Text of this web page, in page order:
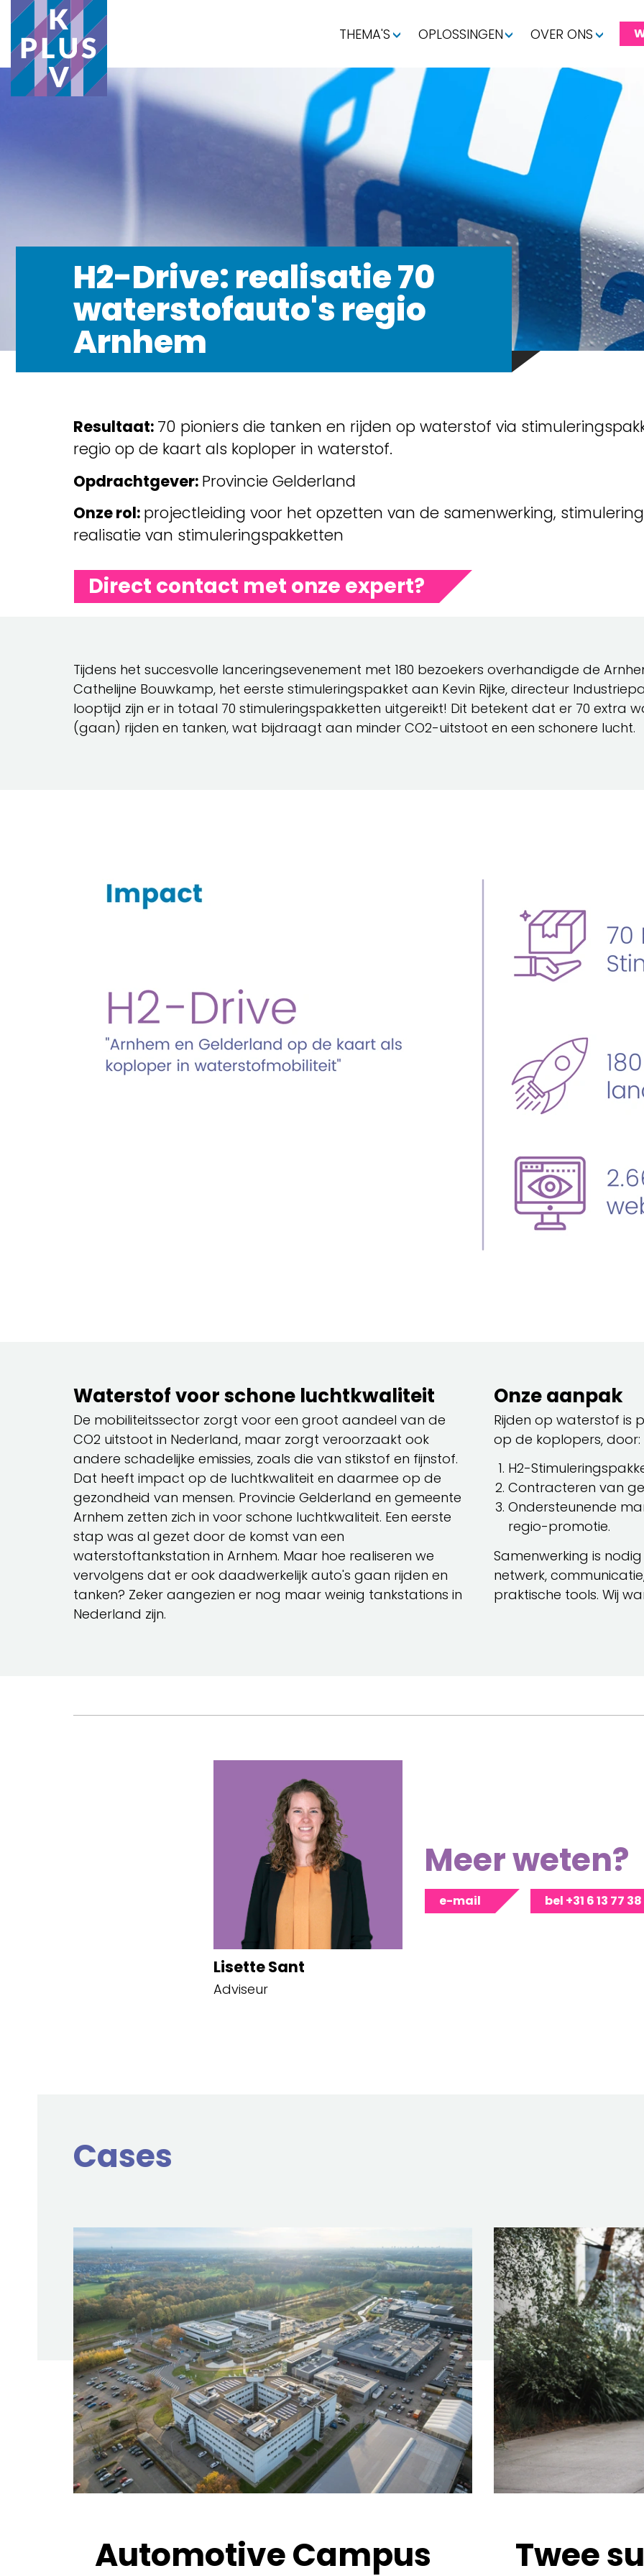
THEMA'S OPLOSSINGEN OVER ONS
H2-Drive: realisatie 70
waterstofauto's regio
Arnhem
Resultaat: 70 pioniers die tanken en rijden op waterstof via
regio op de kaart als koploper in waterstof.
Opdrachtgever: Provincie Gelderland
Onze rol: projectleiding voor het opzetten van de samenwerking,
realisatie van stimuleringspakketten
Direct contact met onze expert?
Tijdens het succesvolle lanceringsevenement met 180 bezoekers overhandigde de
Cathelijne Bouwkamp, het eerste stimuleringspakket aan Kevin Rijke, directeur
looptijd zijn er in totaal 70 stimuleringspakketten uitgereikt! Dit betekent dat er 70 extra
(gaan) rijden en tanken, wat bijdraagt aan minder CO2-uitstoot en een schonere lucht.
Waterstof voor schone luchtkwaliteit
De mobiliteitssector zorgt voor een groot aandeel van de
CO2 uitstoot in Nederland, maar zorgt veroorzaakt ook
andere schadelijke emissies, zoals die van stikstof en fijnstof.
Dat heeft impact op de luchtkwaliteit en daarmee op de
gezondheid van mensen. Provincie Gelderland en gemeente
Arnhem zetten zich in voor schone luchtkwaliteit. Een eerste
stap was al gezet door de komst van een
waterstoftankstation in Arnhem. Maar hoe realiseren we
vervolgens dat er ook daadwerkelijk auto's gaan rijden en
tanken? Zeker aangezien er nog maar weinig tankstations in
Nederland zijn.
Onze aanpak
Rijden op waterstof is
op de koplopers, door:
H2-
Contracteren van
Ondersteunende
regio-promotie.
Samenwerking is
netwerk,
praktische tools. Wij
Lisette Sant
Adviseur
Meer weten?
e-mail bel +31 6 13 77
Cases
Automotive Campus
Twee